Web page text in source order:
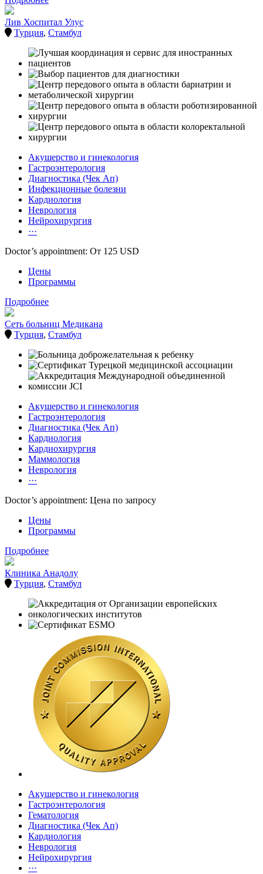
Лив Хоспитал Улус
Турция, Стамбул
Акушерство и гинекология
Гастроэнтерология
Диагностика (Чек Ап)
Инфекционные болезни
Кардиология
Неврология
Нейрохирургия
···
Doctor’s appointment: От 125 USD
Цены
Программы
Подробнее
Сеть больниц Медикана
Турция, Стамбул
Акушерство и гинекология
Гастроэнтерология
Диагностика (Чек Ап)
Кардиология
Кардиохирургия
Маммология
Неврология
···
Doctor’s appointment: Цена по запросу
Цены
Программы
Подробнее
Клиника Анадолу
Турция, Стамбул
Акушерство и гинекология
Гастроэнтерология
Гематология
Диагностика (Чек Ап)
Кардиология
Неврология
Нейрохирургия
···